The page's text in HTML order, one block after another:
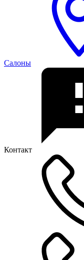
Салоны
Контакт